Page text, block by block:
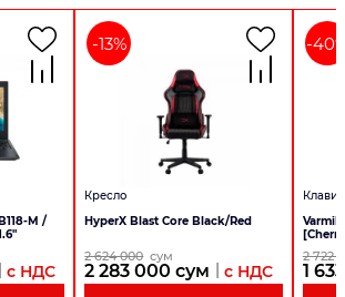
M /
| с НДС
-13%
Кресло
HyperX Blast Core Black/Red
2 624 000 сум
2 283 000 сум | с НДС
-40
2 722
1